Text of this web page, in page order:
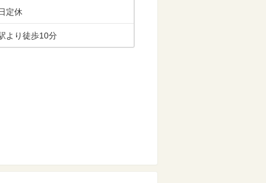
定休
より徒歩10分